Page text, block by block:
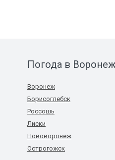
Погода в
Воронеж
Борисоглебск
Россошь
Лиски
Нововоронеж
Острогожск